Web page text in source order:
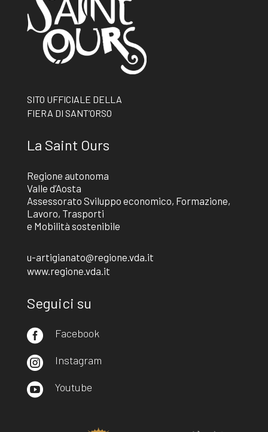
SITO UFFICIALE DELLA
FIERA DI SANT’ORSO
La Saint Ours
Regione autonoma
Valle d’Aosta
Assessorato Sviluppo economico, Formazione,
Lavoro, Trasporti
e Mobilità sostenibile
u-artigianato@regione.vda.it
www.regione.vda.it
Seguici su
 Facebook
 Instagram
 Youtube